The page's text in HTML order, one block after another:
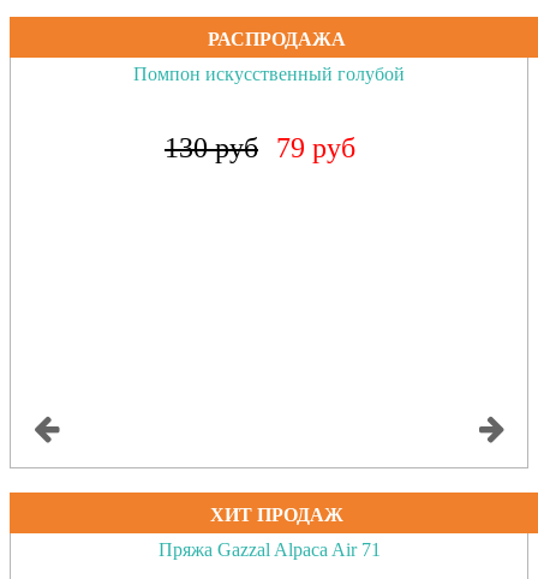
РАСПРОДАЖА
Помпон искусственный коралловый неон
130 руб 79 руб
ХИТ ПРОДАЖ
Пряжа Gazzal Alpaca Air 71